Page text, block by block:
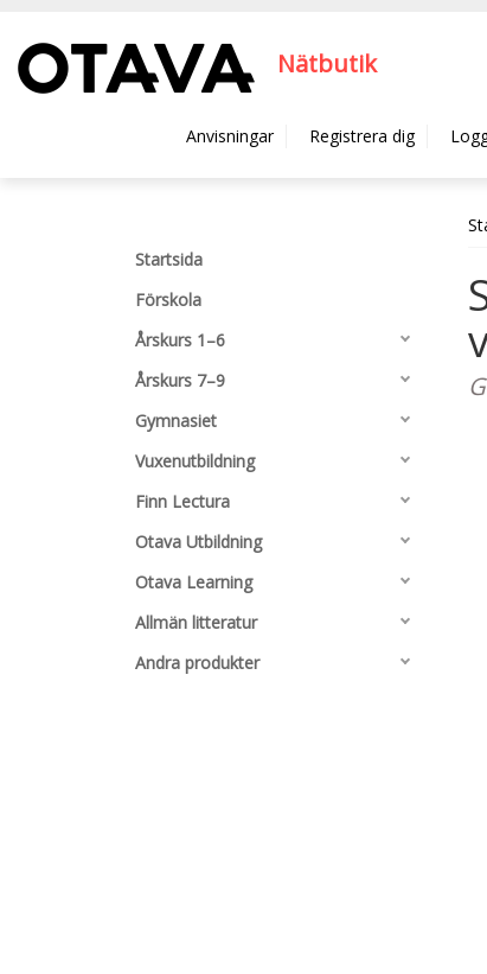
Nätbutik
Anvisningar Registrera dig
Startsida
Förskola
Årskurs 1–6
Årskurs 7–9
Gymnasiet
Vuxenutbildning
Finn Lectura
Otava Utbildning
Otava Learning
Allmän litteratur
Andra produkter